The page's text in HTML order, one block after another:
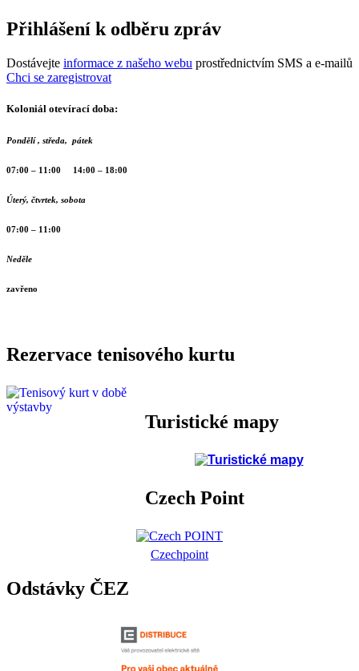
Přihlášení k odběru zpráv
Dostávejte informace z našeho webu prostřednictvím SMS a e-mailů
Chci se zaregistrovat
Koloniál otevírací doba:
Pondělí , středa, pátek
07:00 – 11:00 14:00 – 18:00
Úterý, čtvrtek, sobota
07:00 – 11:00
Neděle
zavřeno
Rezervace tenisového kurtu
Turistické mapy
Czech Point
Czechpoint
Odstávky ČEZ